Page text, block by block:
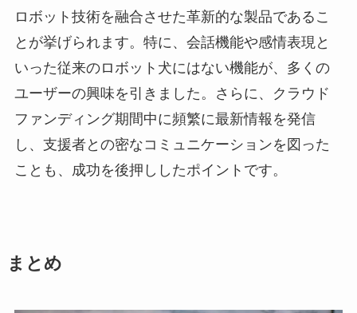
ロボット技術を融合させた革新的な製品であるこ
とが挙げられます。特に、会話機能や感情表現と
いった従来のロボット犬にはない機能が、多くの
ユーザーの興味を引きました。さらに、クラウド
ファンディング期間中に頻繁に最新情報を発信
し、支援者との密なコミュニケーションを図った
ことも、成功を後押ししたポイントです。
まとめ